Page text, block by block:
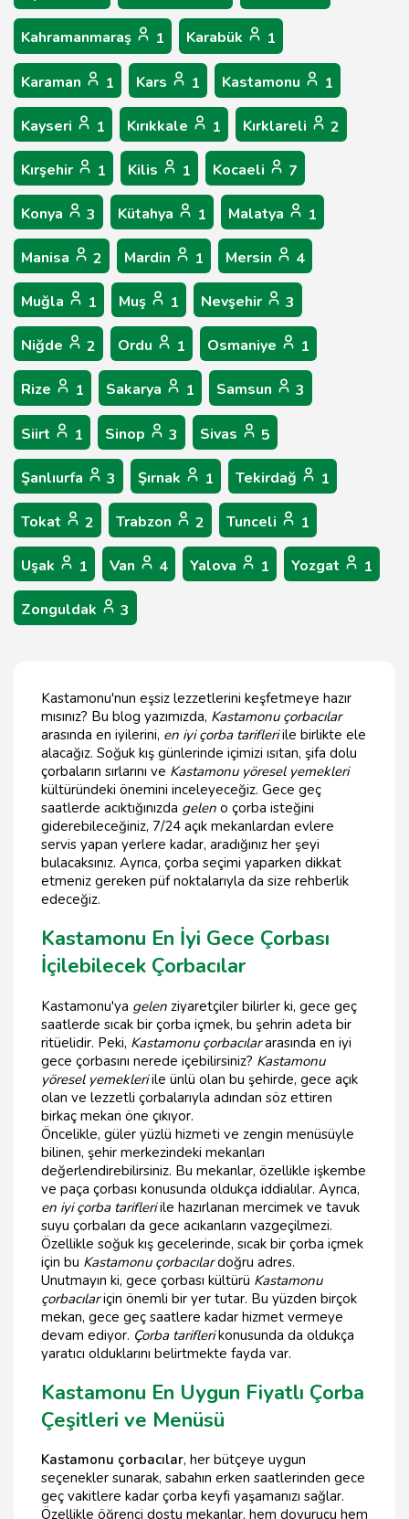
Kahramanmaraş 1 Karabük 1
Karaman 1 Kars 1 Kastamonu 1
Kayseri 1 Kırıkkale 1 Kırklareli 2
Kırşehir 1 Kilis 1 Kocaeli 7
Konya 3 Kütahya 1 Malatya 1
Manisa 2 Mardin 1 Mersin 4
Muğla 1 Muş 1 Nevşehir 3
Niğde 2 Ordu 1 Osmaniye 1
Rize 1 Sakarya 1 Samsun 3
Siirt 1 Sinop 3 Sivas 5
Şanlıurfa 3 Şırnak 1 Tekirdağ 1
Tokat 2 Trabzon 2 Tunceli 1
Uşak 1 Van 4 Yalova 1 Yozgat 1
Zonguldak 3
Kastamonu'nun eşsiz lezzetlerini keşfetmeye hazır
mısınız? Bu blog yazımızda, Kastamonu çorbacılar
arasında en iyilerini, en iyi çorba tarifleriile birlikte ele
alacağız. Soğuk kış günlerinde içimizi ısıtan, şifa dolu
çorbaların sırlarını ve Kastamonu yöresel yemekleri
kültüründeki önemini inceleyeceğiz. Gece geç
saatlerde acıktığınızda gelen o çorba isteğini
giderebileceğiniz, 7/24 açık mekanlardan evlere
servis yapan yerlere kadar, aradığınız her şeyi
bulacaksınız. Ayrıca, çorba seçimi yaparken dikkat
etmeniz gereken püf noktalarıyla da size rehberlik
edeceğiz.
Kastamonu En İyi Gece Çorbası
İçilebilecek Çorbacılar
Kastamonu'ya gelen ziyaretçiler bilirler ki, gece geç
saatlerde sıcak bir çorba içmek, bu şehrin adeta bir
ritüelidir. Peki, Kastamonu çorbacılararasında en iyi
gece çorbasını nerede içebilirsiniz? Kastamonu
yöresel yemekleriile ünlü olan bu şehirde, gece açık
olan ve lezzetli çorbalarıyla adından söz ettiren
birkaç mekan öne çıkıyor.
Öncelikle, güler yüzlü hizmeti ve zengin menüsüyle
bilinen, şehir merkezindeki mekanları
değerlendirebilirsiniz. Bu mekanlar, özellikle işkembe
ve paça çorbası konusunda oldukça iddialılar. Ayrıca,
en iyi çorba tarifleriile hazırlanan mercimek ve tavuk
suyu çorbaları da gece acıkanların vazgeçilmezi.
Özellikle soğuk kış gecelerinde, sıcak bir çorba içmek
için bu Kastamonu çorbacılardoğru adres.
Unutmayın ki, gece çorbası kültürü Kastamonu
çorbacılariçin önemli bir yer tutar. Bu yüzden birçok
mekan, gece geç saatlere kadar hizmet vermeye
devam ediyor. Çorba tariflerikonusunda da oldukça
yaratıcı olduklarını belirtmekte fayda var.
Kastamonu En Uygun Fiyatlı Çorba
Çeşitleri ve Menüsü
Kastamonu çorbacılar, her bütçeye uygun
seçenekler sunarak, sabahın erken saatlerinden gece
geç vakitlere kadar çorba keyfi yaşamanızı sağlar.
Özellikle öğrenci dostu mekanlar, hem doyurucu hem